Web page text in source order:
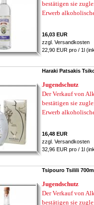
bestätigen sie
Erwerb
16,03 EUR
zzgl. Versandkosten
22,90 EUR pro / 1l
Haraki Patsakis
Jugendschutz
Der Verkauf von
bestätigen sie
Erwerb
16,48 EUR
zzgl. Versandkosten
32,96 EUR pro / 1l
Tsipouro Tsilili
Jugendschutz
Der Verkauf von
bestätigen sie